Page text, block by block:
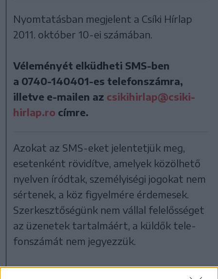
Nyomtatásban megjelent a Csíki Hírlap
2011. október 10-ei számában.
Véleményét elküdheti SMS-ben
a 0740-140401-es telefonszámra,
illetve e-mailen az csikihirlap@csiki-
hirlap.ro címre.
Azo­kat az SMS-eket je­len­tet­jük meg,
esetenként rövidítve, ame­lyek kö­zöl­he­tő
nyel­ven íród­tak, sze­mé­lyi­sé­gi jo­go­kat nem
sér­te­nek, a köz fi­gyel­mé­re ér­de­me­sek.
Szer­kesz­tősé­günk nem vál­lal fe­le­lős­sé­get
az üzenetek tar­tal­má­ért, a kül­dők te­le­
fon­szá­mát nem je­gyez­zük.